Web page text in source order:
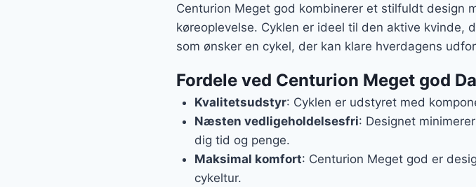
Centurion Meget god kombinerer et stilfuldt design
køreoplevelse. Cyklen er ideel til den aktive
som ønsker en cykel, der kan klare hverdagens
Fordele ved Centurion Meget god
Kvalitetsudstyr: Cyklen er udstyret med
Næsten vedligeholdelsesfri: Designet
dig tid og penge.
Maksimal komfort: Centurion Meget god er
cykeltur.